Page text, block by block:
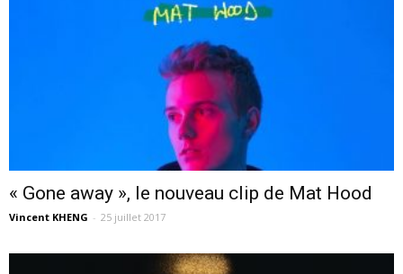
« Gone away », le nouveau clip de Mat Hood
Vincent KHENG - 25 juillet 2017